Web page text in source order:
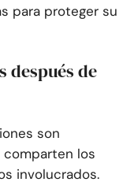
para proteger su
después de
son
comparten los
involucrados.